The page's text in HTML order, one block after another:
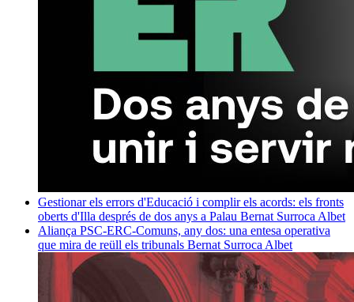
Gestionar els errors d'Educació i complir els acords: els fronts
oberts d'Illa després de dos anys a Palau Bernat Surroca Albet
Aliança PSC-ERC-Comuns, any dos: una entesa operativa
que mira de reüll els tribunals Bernat Surroca Albet